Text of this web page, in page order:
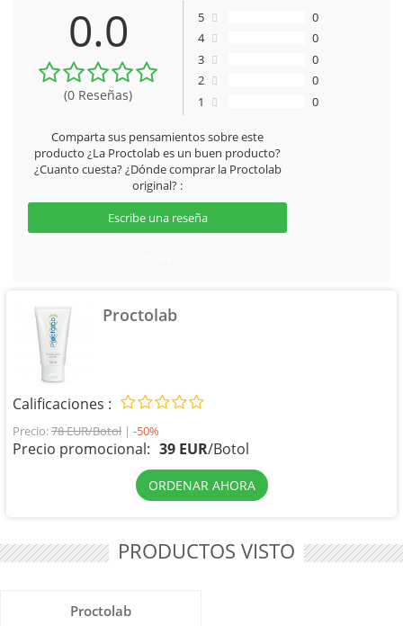
0.0
(0 Reseñas)
5
0
4
0
3
0
2
0
1
0
Comparta sus pensamientos sobre este
producto ¿La Proctolab es un buen producto?
¿Cuanto cuesta? ¿Dónde comprar la Proctolab
original? :
Escribe una reseña
Proctolab
Calificaciones :
Precio:78 EUR/Botol | -50%
Precio promocional: 39 EUR/Botol
ORDENAR AHORA
PRODUCTOS VISTO
Proctolab